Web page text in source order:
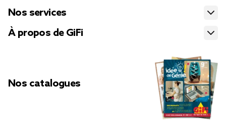
Nos services
À propos de GiFi
Nos catalogues